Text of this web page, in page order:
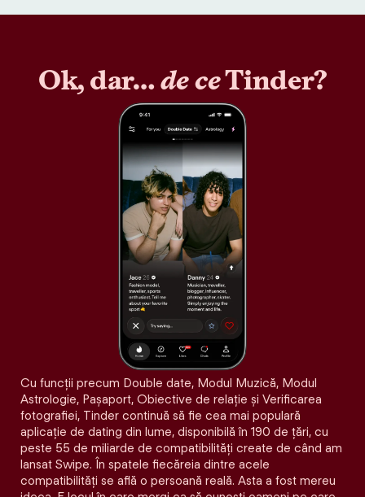
Ok, dar…de ceTinder?
Cu funcții precum Double date, Modul Muzică, Modul
Astrologie, Pașaport, Obiective de relație și Verificarea
fotografiei, Tinder continuă să fie cea mai populară
aplicație de dating din lume, disponibilă în 190 de țări, cu
peste 55 de miliarde de compatibilități create de când am
lansat Swipe. În spatele fiecăreia dintre acele
compatibilităţi se află o persoană reală. Asta a fost mereu